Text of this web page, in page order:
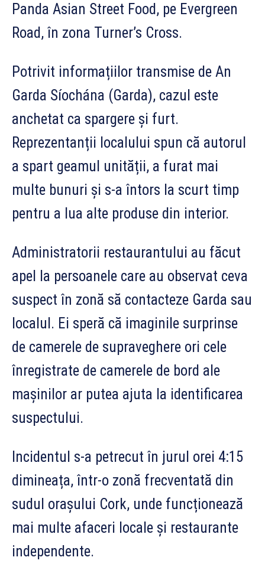
Panda Asian Street Food, pe Evergreen
Road, în zona Turner’s Cross.
Potrivit informațiilor transmise de An
Garda Síochána (Garda), cazul este
anchetat ca spargere și furt.
Reprezentanții localului spun că autorul
a spart geamul unității, a furat mai
multe bunuri și s-a întors la scurt timp
pentru a lua alte produse din interior.
Administratorii restaurantului au făcut
apel la persoanele care au observat ceva
suspect în zonă să contacteze Garda sau
localul. Ei speră că imaginile surprinse
de camerele de supraveghere ori cele
înregistrate de camerele de bord ale
mașinilor ar putea ajuta la identificarea
suspectului.
Incidentul s-a petrecut în jurul orei 4:15
dimineața, într-o zonă frecventată din
sudul orașului Cork, unde funcționează
mai multe afaceri locale și restaurante
independente.